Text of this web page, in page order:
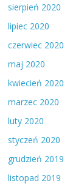
sierpień 2020
lipiec 2020
czerwiec 2020
maj 2020
kwiecień 2020
marzec 2020
luty 2020
styczeń 2020
grudzień 2019
listopad 2019